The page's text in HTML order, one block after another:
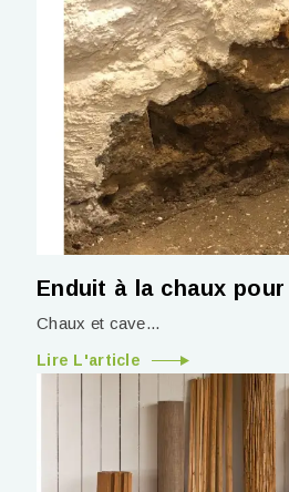
Enduit à la chaux pour
Chaux et cave...
Lire L'article